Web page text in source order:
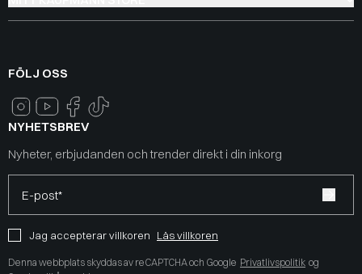
FÖLJ OSS
NYHETSBREV
Nyheter, erbjudanden och trender direkt i din inkorg
E-post*
Jag accepterar villkoren Läs villkoren
Denna webbplats skyddas av reCAPTCHA och Google Privatlivspolitik og